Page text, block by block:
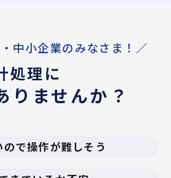
中小企業のみなさま！／
処理に
りませんか？
で操作が難しそう